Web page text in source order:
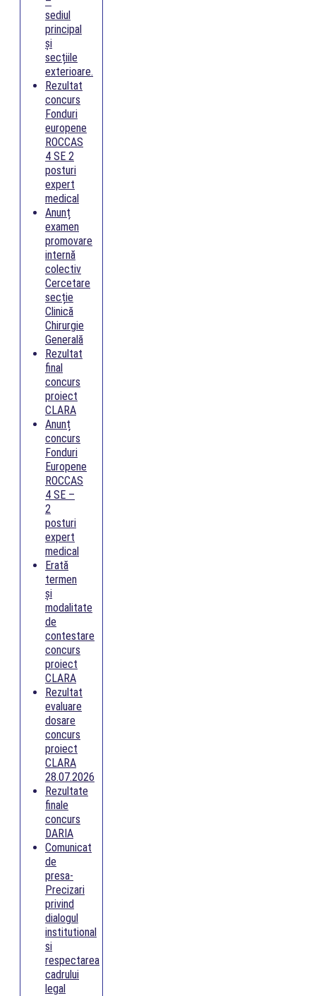
sediul
principal
și
secțiile
exterioare.
Rezultat
concurs
Fonduri
europene
ROCCAS
4 SE 2
posturi
expert
medical
Anunț
examen
promovare
internă
colectiv
Cercetare
secție
Clinică
Chirurgie
Generală
Rezultat
final
concurs
proiect
CLARA
Anunț
concurs
Fonduri
Europene
ROCCAS
4 SE –
2
posturi
expert
medical
Erată
termen
și
modalitate
de
contestare
concurs
proiect
CLARA
Rezultat
evaluare
dosare
concurs
proiect
CLARA
28.07.2026
Rezultate
finale
concurs
DARIA
Comunicat
de
presa-
Precizari
privind
dialogul
institutional
si
respectarea
cadrului
legal